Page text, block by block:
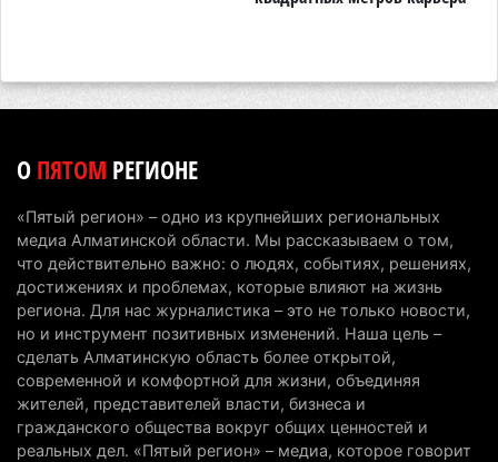
мировом рейтинге благополучия
5 августа 2026 г. 13:55
Казахстан может начать выпуск экологичного
топлива для самолетов: пилотный проект
запустят в Алатау
5 августа 2026 г. 12:32 191
Туриста с тяжелыми травмами эвакуировали в
горах Алматинской области после камнепада
5 августа 2026 г. 11:23 162
ОПЯТОМ РЕГИОНЕ
«Пятый регион» – одно из крупнейших региональных
медиа Алматинской области. Мы рассказываем о том,
что действительно важно: о людях, событиях, решениях,
достижениях и проблемах, которые влияют на жизнь
региона. Для нас журналистика – это не только новости,
но и инструмент позитивных изменений. Наша цель –
сделать Алматинскую область более открытой,
современной и комфортной для жизни, объединяя
жителей, представителей власти, бизнеса и
гражданского общества вокруг общих ценностей и
реальных дел. «Пятый регион» – медиа, которое говорит